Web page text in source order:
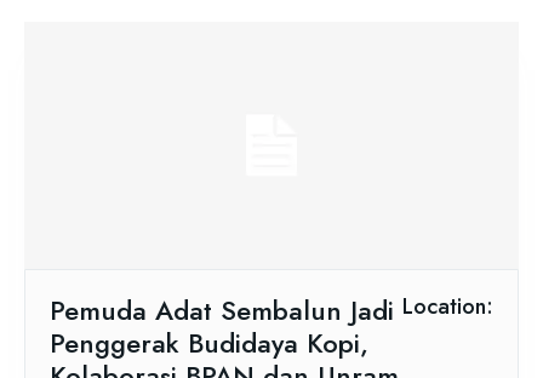
Pemuda Adat Sembalun Jadi
Penggerak Budidaya Kopi,
Location: